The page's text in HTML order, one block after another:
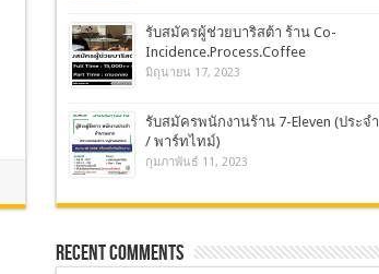
รับสมัครผู้ช่วยบาริสต้า ร้าน Co-
Incidence.Process.Coffee
มิถุนายน 17, 2023
รับสมัครพนักงานร้าน 7-Eleven (ประจำ
/ พาร์ทไทม์)
กุมภาพันธ์ 11, 2023
Recent Comments